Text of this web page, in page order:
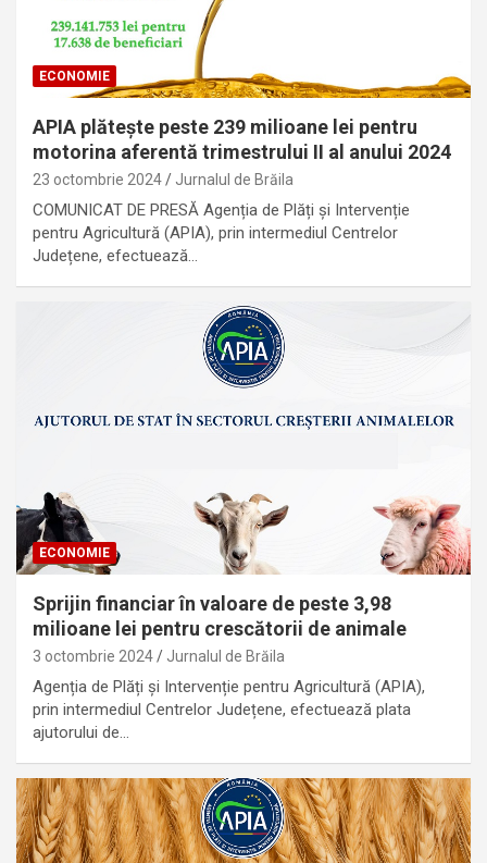
ECONOMIE
APIA plătește peste 239 milioane lei pentru
motorina aferentă trimestrului II al anului 2024
23 octombrie 2024 Jurnalul de Brăila
COMUNICAT DE PRESĂ Agenția de Plăți și Intervenție
pentru Agricultură (APIA), prin intermediul Centrelor
Județene, efectuează…
ECONOMIE
Sprijin financiar în valoare de peste 3,98
milioane lei pentru crescătorii de animale
3 octombrie 2024 Jurnalul de Brăila
Agenția de Plăți şi Intervenție pentru Agricultură (APIA),
prin intermediul Centrelor Județene, efectuează plata
ajutorului de…